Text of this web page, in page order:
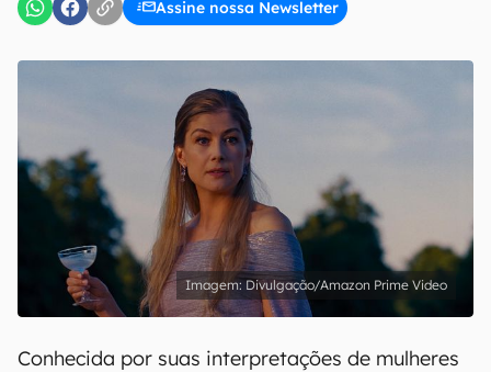
Assine nossa Newsletter
inscreva-se
Uso e Política de Privacidade do Canaltech.
Divulgação/Amazon Prime Video
Conhecida por suas interpretações de mulheres